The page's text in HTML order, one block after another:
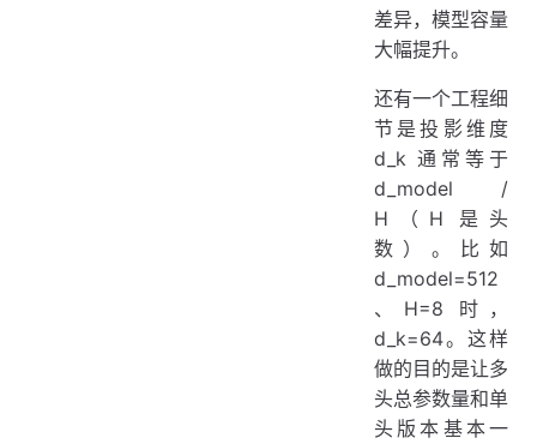
差异，模型容量
大幅提升。
还有一个工程细
节是投影维度
d_k 通常等于
d_model /
H（H 是头
数）。比如
d_model=512
、H=8 时，
d_k=64。这样
做的目的是让多
头总参数量和单
头版本基本一